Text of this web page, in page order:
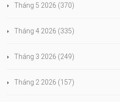
Tháng 5 2026 (370)
Tháng 4 2026 (335)
Tháng 3 2026 (249)
Tháng 2 2026 (157)